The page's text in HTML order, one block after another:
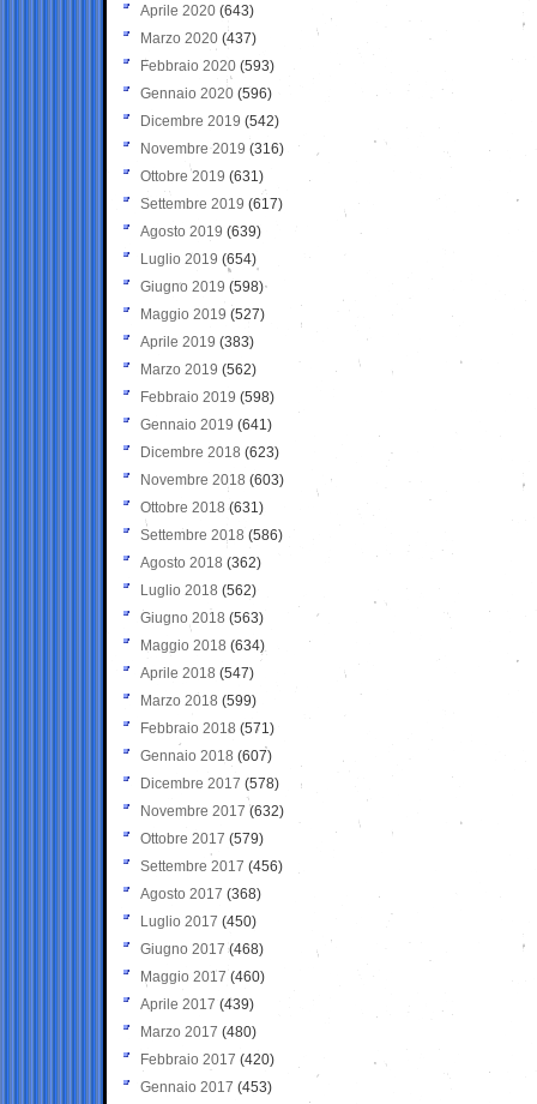
Aprile 2020 (643)
Marzo 2020 (437)
Febbraio 2020 (593)
Gennaio 2020 (596)
Dicembre 2019 (542)
Novembre 2019 (316)
Ottobre 2019 (631)
Settembre 2019 (617)
Agosto 2019 (639)
Luglio 2019 (654)
Giugno 2019 (598)
Maggio 2019 (527)
Aprile 2019 (383)
Marzo 2019 (562)
Febbraio 2019 (598)
Gennaio 2019 (641)
Dicembre 2018 (623)
Novembre 2018 (603)
Ottobre 2018 (631)
Settembre 2018 (586)
Agosto 2018 (362)
Luglio 2018 (562)
Giugno 2018 (563)
Maggio 2018 (634)
Aprile 2018 (547)
Marzo 2018 (599)
Febbraio 2018 (571)
Gennaio 2018 (607)
Dicembre 2017 (578)
Novembre 2017 (632)
Ottobre 2017 (579)
Settembre 2017 (456)
Agosto 2017 (368)
Luglio 2017 (450)
Giugno 2017 (468)
Maggio 2017 (460)
Aprile 2017 (439)
Marzo 2017 (480)
Febbraio 2017 (420)
Gennaio 2017 (453)